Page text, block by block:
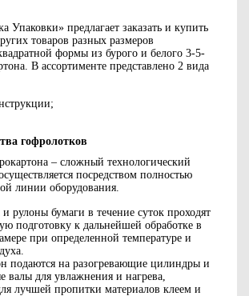
Упаковки» предлагает заказать и купить
товаров разных размеров
формы из бурого и белого 3-5-
В ассортименте представлено 2 вида
гофролотков
– сложный технологический
посредством полностью
линии оборудования.
рулоны бумаги в течение суток проходят
подготовку к дальнейшей обработке в
при определенной температуре и
подаются на разогревающие цилиндры и
валы для увлажнения и нагрева,
лучшей пропитки материалов клеем и